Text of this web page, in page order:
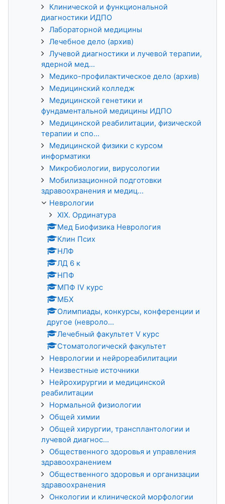
Клинической и функциональной
диагностики ИДПО
Лабораторной медицины
Лечебное дело (архив)
Лучевой диагностики и лучевой терапии,
ядерной мед...
Медико-профилактическое дело (архив)
Медицинский колледж
Медицинской генетики и
фундаментальной медицины ИДПО
Медицинской реабилитации, физической
терапии и спо...
Медицинской физики с курсом
информатики
Микробиологии, вирусологии
Мобилизационной подготовки
здравоохранения и медиц...
Неврологии
XIX. Ординатура
Мед Биофизика Неврология
Клин Псих
НЛФ
ЛД 6 к
НПФ
МПФ IV курс
МБХ
Олимпиады, конкурсы, конференции и
другое (невроло...
Лечебный факультет V курс
Стоматологическй факультет
Неврологии и нейрореабилитации
Неизвестные источники
Нейрохирургии и медицинской
реабилитации
Нормальной физиологии
Общей химии
Общей хирургии, трансплантологии и
лучевой диагнос...
Общественного здоровья и управления
здравоохранением
Общественного здоровья и организации
здравоохранения
Онкологии и клинической морфологии